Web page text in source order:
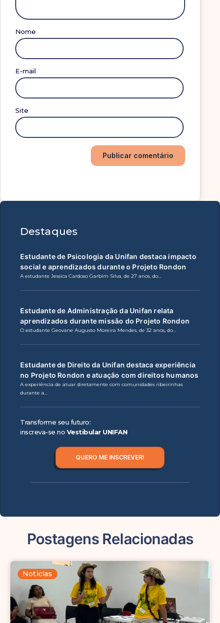
Nome
E-mail
Site
Destaques
Estudante de Psicologia da Unifan destaca impacto
social e aprendizados durante o Projeto Rondon
A estudante Jessica Cardoso Garbim Silva, de 27 anos, do…
Estudante de Administração da Unifan relata
aprendizados durante missão do Projeto Rondon
O estudante Geovane Augusto Moreira Mendes, de 32 anos, do…
Estudante de Direito da Unifan destaca experiência
no Projeto Rondon e atuação com direitos humanos
A experiência de atuar diretamente com comunidades ribeirinhas
durante a…
Transforme seu futuro:
inscreva-se no Vestibular UNIFAN
QUERO ME INSCREVER!
Postagens Relacionadas
Noticias